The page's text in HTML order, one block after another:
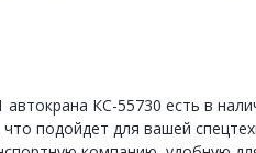
автокрана КС-55730 есть в
подойдет для вашей